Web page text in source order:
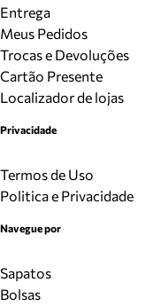
Entrega
Meus Pedidos
Trocas e Devoluções
Cartão Presente
Localizador de lojas
Privacidade
Termos de Uso
Politica e Privacidade
Navegue por
Sapatos
Bolsas